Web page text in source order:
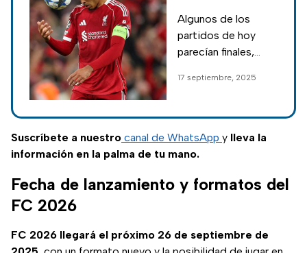
Champions
League hoy 17
Algunos de los
partidos de hoy
parecían finales,
encuentros de la
Champions League,
con resultados
sorpresivos.
17 septiembre, 2025
Suscríbete a nuestro canal de WhatsApp y lleva la
información en la palma de tu mano.
Fecha de lanzamiento y formatos del
FC 2026
FC 2026 llegará el próximo 26 de septiembre de